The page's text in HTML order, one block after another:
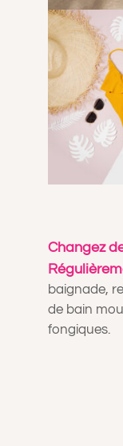
Changez
baignade,
de bain
fongiques.